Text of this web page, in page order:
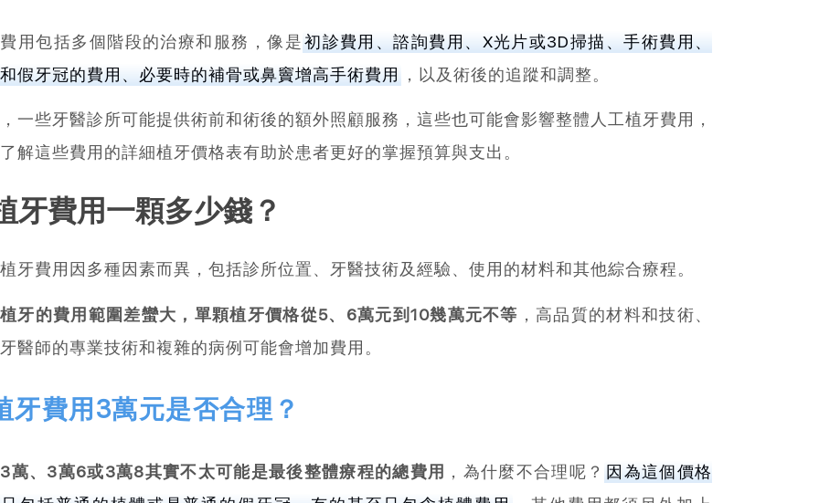
用包括多個階段的治療和服務，像是初診費用、諮詢費用、X光片或3D掃描、手術費用、
假牙冠的費用、必要時的補骨或鼻竇增高手術費用
，以及術後的追蹤和調整。
一些牙醫診所可能提供術前和術後的額外照顧服務，這些也可能會影響整體人工植牙費用，
解這些費用的詳細植牙價格表有助於患者更好的掌握預算與支出。
牙費用一顆多少錢？
牙費用因多種因素而異，包括診所位置、牙醫技術及經驗、使用的材料和其他綜合療程。
牙的費用範圍差蠻大，單顆植牙價格從5、6萬元到10幾萬元不等 ，高品質的材料和技術、
醫師的專業技術和複雜的病例可能會增加費用。
牙費用3萬元是否合理？
萬、3萬6或3萬8其實不太可能是最後整體療程的總費用 ，為什麼不合理呢？ 因為這個價格